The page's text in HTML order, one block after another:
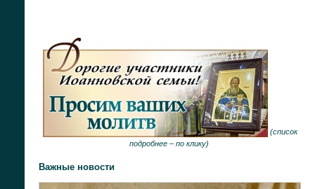
(список
подробнее – по клику)
Важные новости